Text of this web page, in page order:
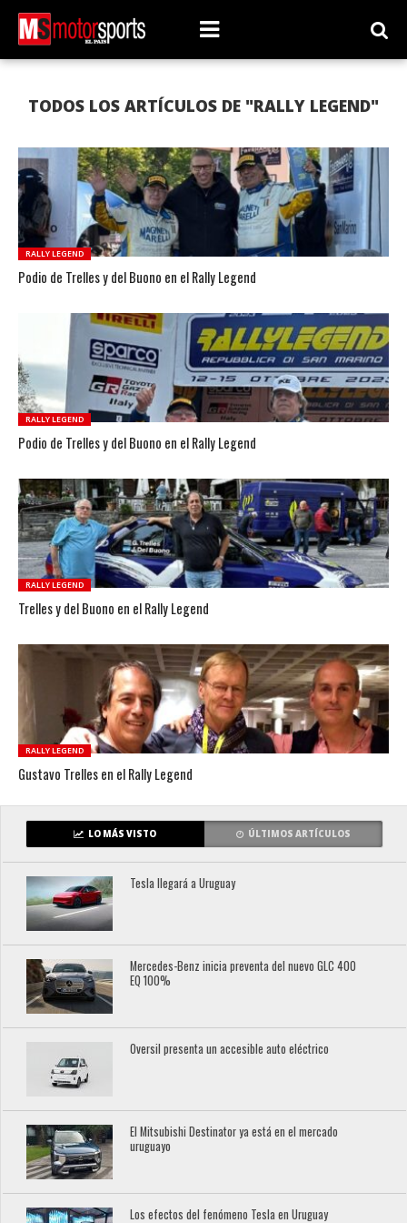
TODOS LOS ARTÍCULOS DE "RALLY LEGEND"
RALLY LEGEND
Podio de Trelles y del Buono en el Rally Legend
RALLY LEGEND
Podio de Trelles y del Buono en el Rally Legend
RALLY LEGEND
Trelles y del Buono en el Rally Legend
RALLY LEGEND
Gustavo Trelles en el Rally Legend
LO MÁS VISTO ÚLTIMOS ARTÍCULOS
Tesla llegará a Uruguay
Mercedes-Benz inicia preventa del nuevo GLC 400
EQ 100%
Oversil presenta un accesible auto eléctrico
El Mitsubishi Destinator ya está en el mercado
uruguayo
Los efectos del fenómeno Tesla en Uruguay